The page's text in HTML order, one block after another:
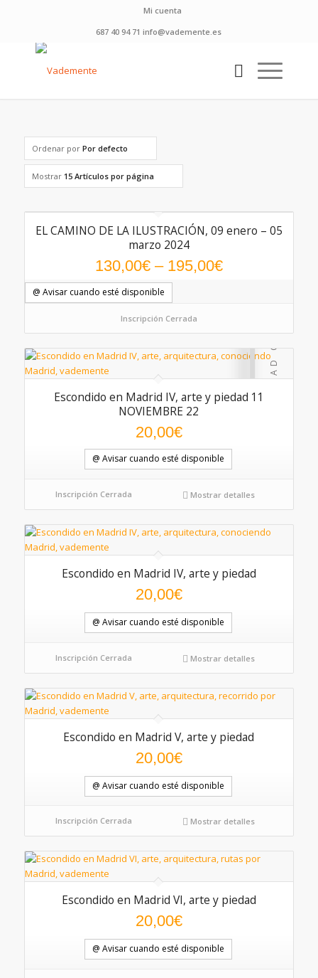
Mi cuenta
687 40 94 71 info@vademente.es
Ordenar por Por defecto
Mostrar 15 Artículos por página
EL CAMINO DE LA ILUSTRACIÓN, 09 enero – 05
marzo 2024
130,00€– 195,00€
@ Avisar cuando esté disponible
Inscripción Cerrada
Escondido en Madrid IV, arte y piedad 11
NOVIEMBRE 22
20,00€
@ Avisar cuando esté disponible
Inscripción Cerrada Mostrar detalles
5.00
Escondido en Madrid IV, arte y piedad
20,00€
@ Avisar cuando esté disponible
Inscripción Cerrada Mostrar detalles
Escondido en Madrid V, arte y piedad
20,00€
@ Avisar cuando esté disponible
Inscripción Cerrada Mostrar detalles
Escondido en Madrid VI, arte y piedad
20,00€
@ Avisar cuando esté disponible